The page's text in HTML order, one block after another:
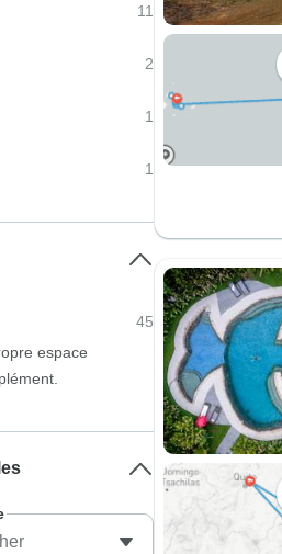
11
2
1
1
45
espace